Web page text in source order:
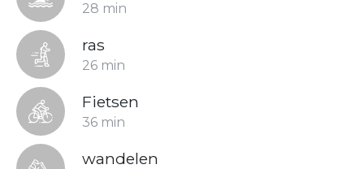
28 min
ras
26 min
Fietsen
36 min
wandelen